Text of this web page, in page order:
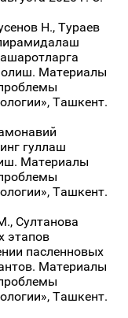
Н., Тураев
олиш. Материалы
Ташкент.
гуллаш
Материалы
Ташкент.
Султанова
этапов
пасленновых
Материалы
Ташкент.